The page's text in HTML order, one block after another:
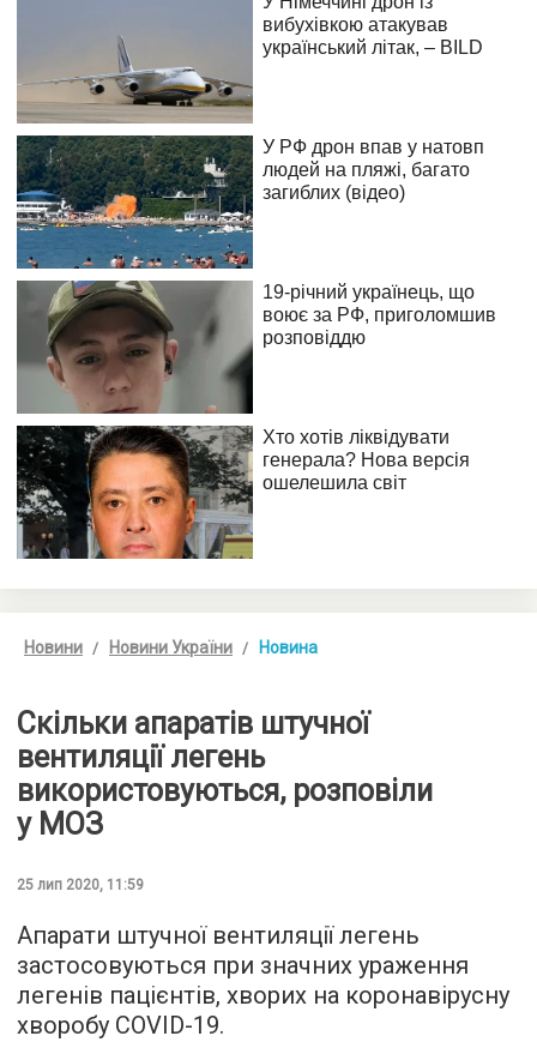
Новини Новини України Новина
Скільки апаратів штучної
вентиляції легень
використовуються, розповіли
у МОЗ
25 лип 2020, 11:59
Апарати штучної вентиляції легень
застосовуються при значних ураження
легенів пацієнтів, хворих на коронавірусну
хворобу COVID-19.